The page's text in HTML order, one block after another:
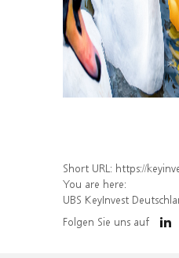
Short URL: https://keyinvest-
You are here:
UBS KeyInvest
Folgen Sie uns auf